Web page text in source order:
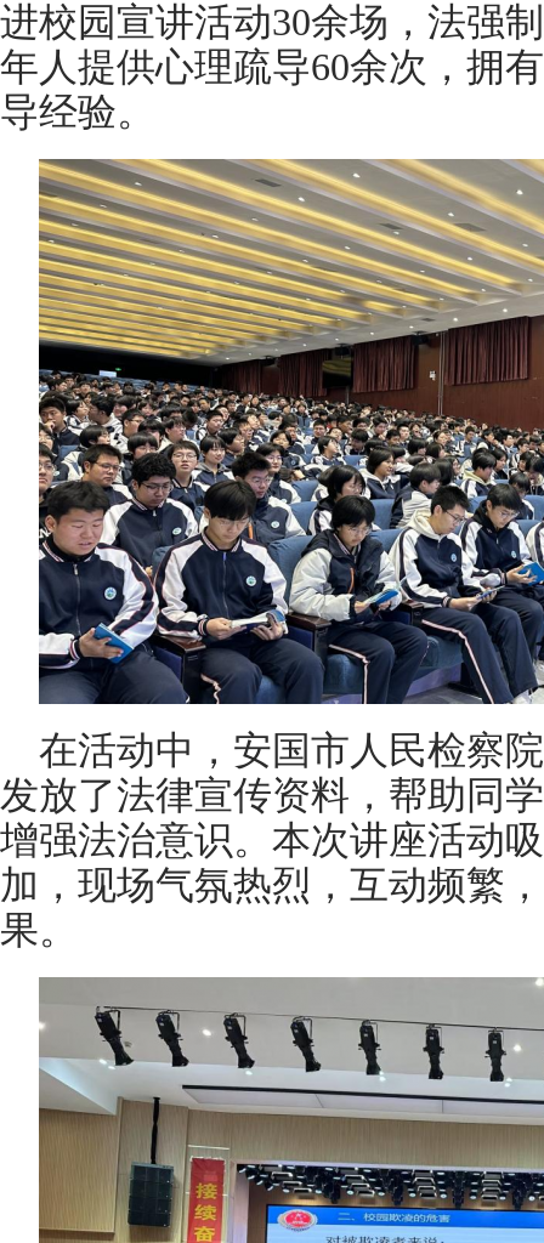
进校园宣讲活动30余场，法强
年人提供心理疏导60余次，拥
导经验。
在活动中，安国市人民检察
发放了法律宣传资料，帮助同
增强法治意识。本次讲座活动
加，现场气氛热烈，互动频繁
果。